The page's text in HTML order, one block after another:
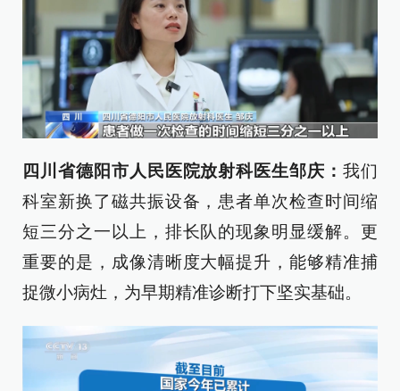
四川省德阳市人民医院放射科医生邹庆：我们
科室新换了磁共振设备，患者单次检查时间缩
短三分之一以上，排长队的现象明显缓解。更
重要的是，成像清晰度大幅提升，能够精准捕
捉微小病灶，为早期精准诊断打下坚实基础。